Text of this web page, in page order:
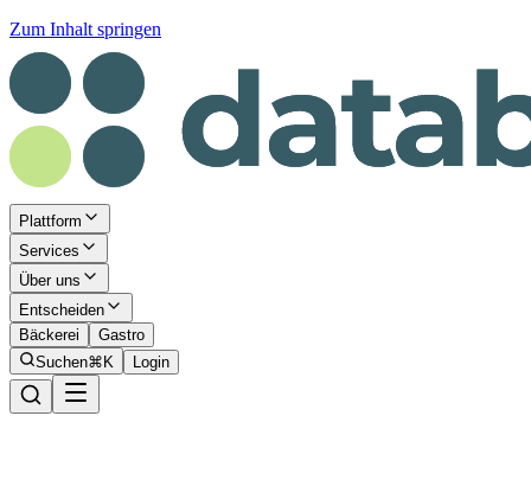
Zum Inhalt springen
Plattform
Services
Über uns
Entscheiden
Bäckerei
Gastro
Suchen⌘K Login